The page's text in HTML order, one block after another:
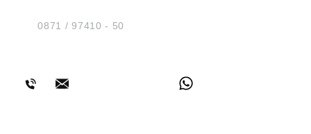
Tel.:0871 / 97410 - 50